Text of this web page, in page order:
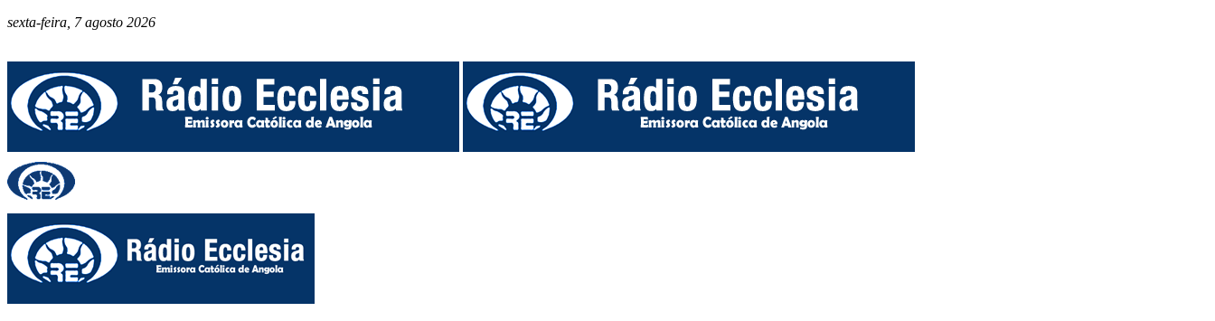
sexta-feira, 7 agosto 2026